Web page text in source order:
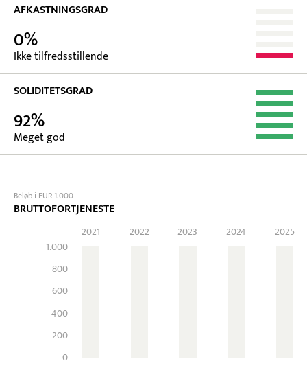
AFKASTNINGSGRAD
0%
Ikke tilfredsstillende
SOLIDITETSGRAD
92%
Meget god
Beløb i EUR 1.000
BRUTTOFORTJENESTE
1.000
800
600
400
200
0
2021 2022 2023 2024 2025